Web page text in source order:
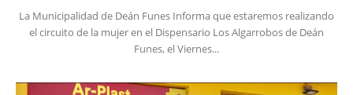
La Municipalidad de Deán Funes Informa que estaremos realizando
el circuito de la mujer en el Dispensario Los Algarrobos de Deán
Funes, el Viernes...